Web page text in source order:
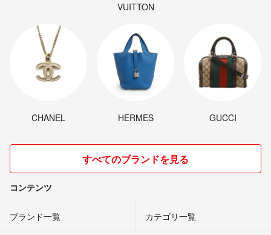
VUITTON
CHANEL HERMES GUCCI
すべてのブランドを見る
コンテンツ
ブランド一覧 カテゴリ一覧